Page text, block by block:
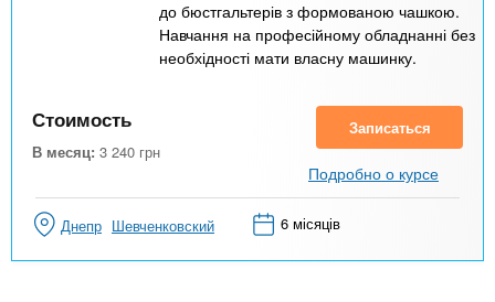
до бюстгальтерів з формованою чашкою.
Навчання на професійному обладнанні без
необхідності мати власну машинку.
Стоимость
В месяц: 3 240 грн
Записаться
Подробно о курсе
Днепр Шевченковский 6 місяців